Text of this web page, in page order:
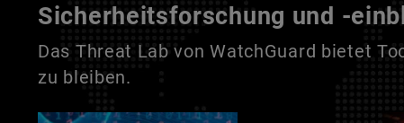
Sicherheitsforschung und -
Das Threat Lab von WatchGuard bietet
zu bleiben.